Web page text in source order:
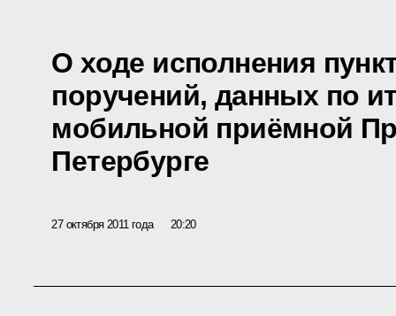
О ходе исполнения
поручений, данных по
мобильной приёмной
Петербурге
27 октября 2011 года 20:20